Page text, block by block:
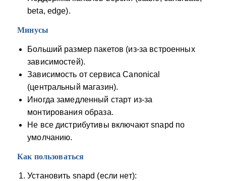
beta, edge).
Минусы
Больший размер пакетов (из‑за встроенных
зависимостей).
Зависимость от сервиса Canonical
(центральный магазин).
Иногда замедленный старт из‑за
монтирования образа.
Не все дистрибутивы включают snapd по
умолчанию.
Как пользоваться
Установить snapd (если нет):